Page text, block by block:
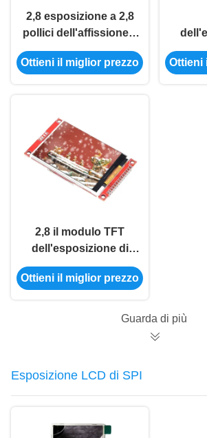
2,8 esposizione a 2,8
pollici dell'affissione a
cristalli liquidi del
modulo 240*320
SPI del modulo
dell'affissione a
cristalli liquidi
Ottieni il miglior prezzo
TFT
del
Ottieni
2,8 il modulo TFT
dell'esposizione di
SPI del modulo di Spi
Tft visualizza
liquidi a 2,8 pollici
Ottieni il miglior prezzo
Guarda di più
Esposizione LCD di SPI